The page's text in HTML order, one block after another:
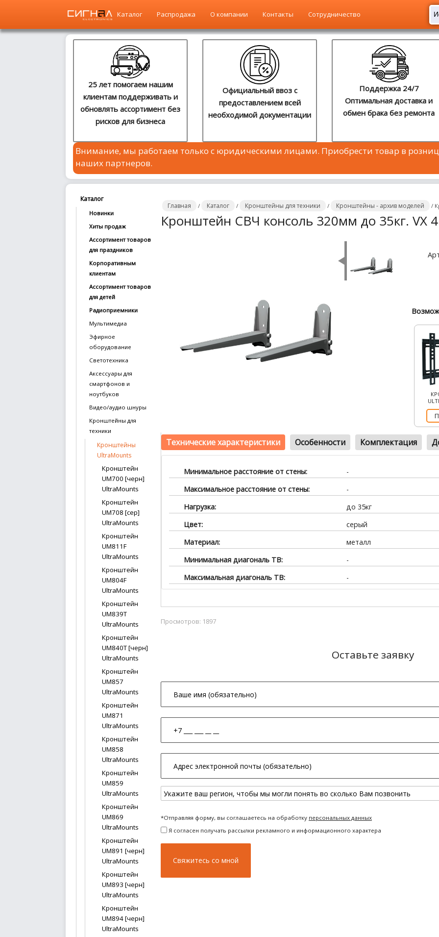
Сотрудничество
news@signalelectronics.ru
Каталог Распродажа О компании Контакты Сотрудничество
25 лет помогаем нашим
клиентам поддерживать и
обновлять ассортимент без
рисков для бизнеса
Официальный ввоз с
предоставлением всей
необходимой документации
Поддержка 24/7
Оптимальная доставка и
обмен брака без ремонта
Внимание, мы работаем только с юридическими лицами. Приобрести товар в
наших партнеров.
Главная / Каталог / Кронштейны для техники / Кронштейны - архив моделей /
Кронштейн СВЧ консоль 320мм до 35кг. VX
Технические характеристики Особенности Комплектация
Минимальное расстояние от стены:
-
Максимальное расстояние от стены:
-
Нагрузка:
до 35кг
Цвет:
серый
Материал:
металл
Минимальная диагональ ТВ:
-
Максимальная диагональ ТВ:
-
Просмотров: 1897
Оставьте заявку
*Отправляя форму, вы соглашаетесь на обработку персональных данных
Я согласен получать рассылки рекламного и информационного характера
Каталог
Новинки
Хиты продаж
Ассортимент товаров
для праздников
Корпоративным
клиентам
Ассортимент товаров
для детей
Радиоприемники
Мультимедиа
Эфирное
оборудование
Светотехника
Аксессуары для
смартфонов и
ноутбуков
Видео/аудио шнуры
Кронштейны для
техники
Кронштейны
UltraMounts
Кронштейн
UM700 [черн]
UltraMounts
Кронштейн
UM708 [сер]
UltraMounts
Кронштейн
UM811F
UltraMounts
Кронштейн
UM804F
UltraMounts
Кронштейн
UM839T
UltraMounts
Кронштейн
UM840T [черн]
UltraMounts
Кронштейн
UM857
UltraMounts
Кронштейн
UM871
UltraMounts
Кронштейн
UM858
UltraMounts
Кронштейн
UM859
UltraMounts
Кронштейн
UM869
UltraMounts
Кронштейн
UM891 [черн]
UltraMounts
Кронштейн
UM893 [черн]
UltraMounts
Кронштейн
UM894 [черн]
UltraMounts